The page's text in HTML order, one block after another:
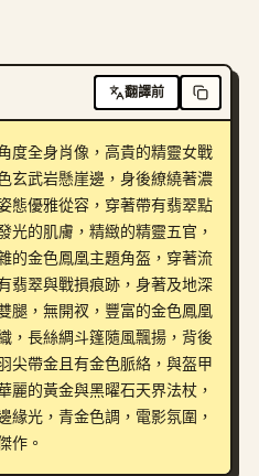
翻譯前
度全身肖像，高貴的精靈女戰
玄武岩懸崖邊，身後繚繞著濃
態優雅從容，穿著帶有翡翠點
光的肌膚，精緻的精靈五官，
的金色鳳凰主題角盔，穿著流
翡翠與戰損痕跡，身著及地深
腿，無開衩，豐富的金色鳳凰
，長絲綢斗篷隨風飄揚，背後
尖帶金且有金色脈絡，與盔甲
麗的黃金與黑曜石天界法杖，
緣光，青金色調，電影氛圍，
作。